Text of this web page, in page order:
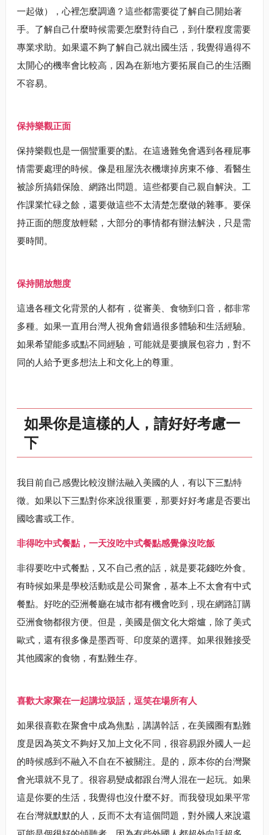
一起做），心裡怎麼調適？這些都需要從了解自己開始著
手。了解自己什麼時候需要怎麼對待自己，到什麼程度需要
專業求助。如果還不夠了解自己就出國生活，我覺得過得不
太開心的機率會比較高，因為在新地方要拓展自己的生活圈
不容易。
保持樂觀正面
保持樂觀也是一個蠻重要的點。在這邊難免會遇到各種屁事
情需要處理的時候。像是租屋洗衣機壞掉房東不修、看醫生
被診所搞錯保險、網路出問題。這些都要自己親自解決。工
作課業忙碌之餘，還要做這些不太清楚怎麼做的雜事。要保
持正面的態度放輕鬆，大部分的事情都有辦法解決，只是需
要時間。
保持開放態度
這邊各種文化背景的人都有，從審美、食物到口音，都非常
多種。如果一直用台灣人視角會錯過很多體驗和生活經驗。
如果希望能多或點不同經驗，可能就是要擴展包容力，對不
同的人給予更多想法上和文化上的尊重。
如果你是這樣的人，請好好考慮一
下
我目前自己感覺比較沒辦法融入美國的人，有以下三點特
徵。如果以下三點對你來說很重要，那要好好考慮是否要出
國唸書或工作。
非得吃中式餐點，一天沒吃中式餐點感覺像沒吃飯
非得要吃中式餐點，又不自己煮的話，就是要花錢吃外食。
有時候如果是學校活動或是公司聚會，基本上不太會有中式
餐點。好吃的亞洲餐廳在城市都有機會吃到，現在網路訂購
亞洲食物都很方便。但是，美國是個文化大熔爐，除了美式
歐式，還有很多像是墨西哥、印度菜的選擇。如果很難接受
其他國家的食物，有點難生存。
喜歡大家聚在一起講垃圾話，逗笑在場所有人
如果很喜歡在聚會中成為焦點，講講幹話，在美國圈有點難
度是因為英文不夠好又加上文化不同，很容易跟外國人一起
的時候感到不融入不自在不被關注。是的，原本你的台灣聚
會光環就不見了。很容易變成都跟台灣人混在一起玩。如果
這是你要的生活，我覺得也沒什麼不好。而我發現如果平常
在台灣就默默的人，反而不太有這個問題，對外國人來說還